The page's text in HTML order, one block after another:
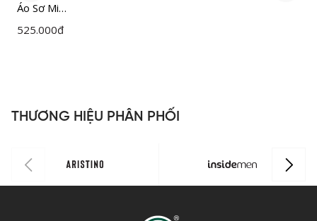
Áo Sơ Mi
Nam Trắng
525.000đ
THƯƠNG HIỆU PHÂN PHỐI